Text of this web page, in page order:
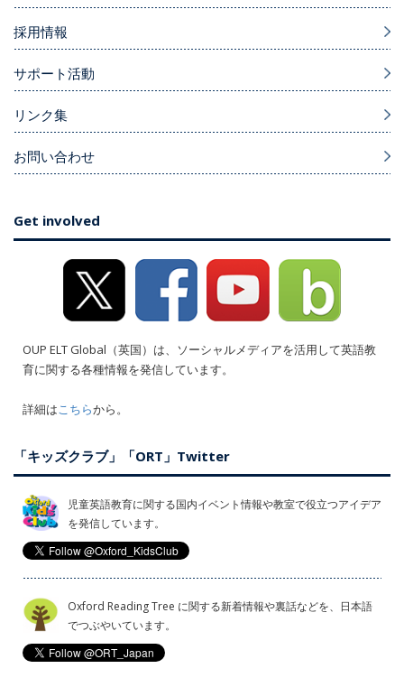
採用情報
サポート活動
リンク集
お問い合わせ
Get involved
OUP ELT Global（英国）は、ソーシャルメディアを活用して英語教
育に関する各種情報を発信しています。
詳細はこちらから。
「キッズクラブ」「ORT」Twitter
児童英語教育に関する国内イベント情報や教室で役立つアイデア
を発信しています。
Oxford Reading Tree に関する新着情報や裏話などを、日本語
でつぶやいています。